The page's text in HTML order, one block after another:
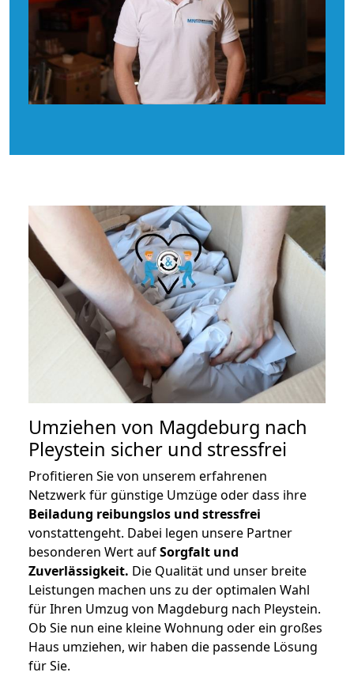
Umziehen von Magdeburg nach
Pleystein sicher und stressfrei
Profitieren Sie von unserem erfahrenen
Netzwerk für günstige Umzüge oder dass ihre
Beiladung reibungslos und stressfrei
vonstattengeht. Dabei legen unsere Partner
besonderen Wert aufSorgfalt und
Zuverlässigkeit. Die Qualität und unser breite
Leistungen machen uns zu der optimalen Wahl
für Ihren Umzug von Magdeburg nach Pleystein.
Ob Sie nun eine kleine Wohnung oder ein großes
Haus umziehen, wir haben die passende Lösung
für Sie.